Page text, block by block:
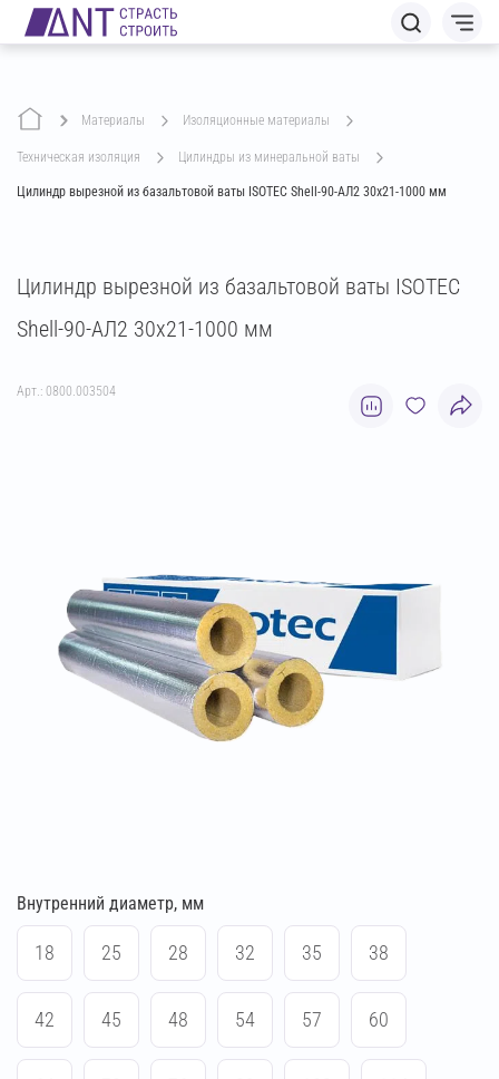
Материалы изоляционные материалы
техническая изоляция цилиндры из минеральной ваты
Цилиндр вырезной из базальтовой ваты ISOTEC Shell-90-АЛ2 30х21-1000 мм
Цилиндр вырезной из базальтовой ваты ISOTEC
Shell-90-АЛ2 30х21-1000 мм
Арт.: 0800.003504
Внутренний диаметр, мм
18 25 28 32 35 38
42 45 48 54 57 60